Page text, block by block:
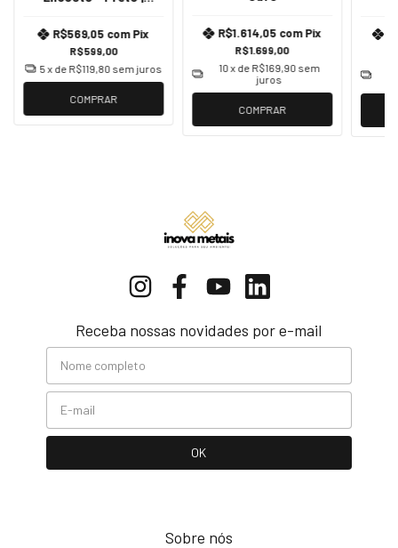
R$599,00
R$569,05 com Pix
5x de R$119,80 sem juros
COMPRAR
R$1.699,00
R$1.614,05 comPix
10x de R$169,90 sem
juros
COMPRAR
Receba nossas novidades por e-mail
Sobre nós